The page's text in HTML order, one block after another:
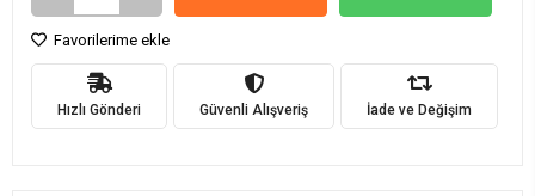
Favorilerime ekle
Hızlı Gönderi Güvenli Alışveriş İade ve Değişim